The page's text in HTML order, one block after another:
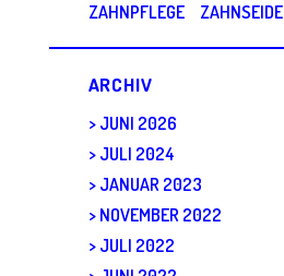
ZAHNPFLEGE
ZAHNSEIDE
ARCHIV
JUNI 2026
JULI 2024
JANUAR 2023
NOVEMBER 2022
JULI 2022